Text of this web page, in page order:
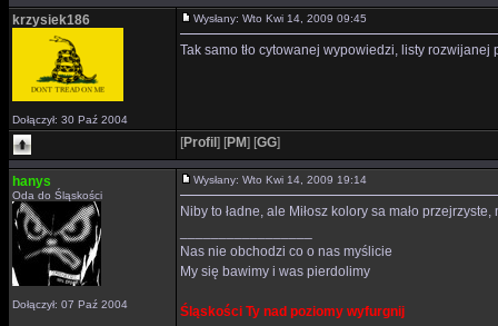
krzysiek186
Dołączył: 30 Paź 2004
Wysłany: Wto Kwi 14, 2009 09:45
Tak samo tło cytowanej wypowiedzi, listy rozwijanej
[Profil ] [PM] [GG]
hanys
Oda do Śląskości
Dołączył: 07 Paź 2004
Wysłany: Wto Kwi 14, 2009 19:14
Niby to ładne, ale Miłosz kolory sa mało
Nas nie obchodzi co o nas myślicie
My się bawimy i was pierdolimy
Śląskości Ty nad poziomy wyfurgnij